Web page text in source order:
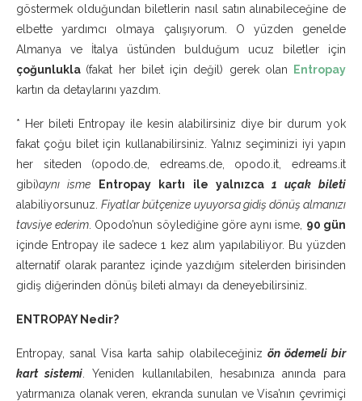
göstermek olduğundan biletlerin nasıl satın alınabileceğine de
elbette yardımcı olmaya çalışıyorum. O yüzden genelde
Almanya ve İtalya üstünden bulduğum ucuz biletler için
çoğunlukla (fakat her bilet için değil) gerek olan
Entropay
kartın da detaylarını yazdım.
* Her bileti Entropay ile kesin alabilirsiniz diye bir durum yok
fakat çoğu bilet için kullanabilirsiniz. Yalnız seçiminizi iyi yapın
her siteden (opodo.de, edreams.de, opodo.it, edreams.it
gibi)aynı isme Entropay kartı ile yalnızca 1 uçak bileti
alabiliyorsunuz.Fiyatlar bütçenize uyuyorsa gidiş dönüş almanızı
tavsiye ederim. Opodo’nun söylediğine göre aynı isme, 90 gün
içinde Entropay ile sadece 1 kez alım yapılabiliyor. Bu yüzden
alternatif olarak parantez içinde yazdığım sitelerden birisinden
gidiş diğerinden dönüş bileti almayı da deneyebilirsiniz.
ENTROPAY Nedir?
Entropay, sanal Visa karta sahip olabileceğiniz ön ödemeli bir
kart sistemi . Yeniden kullanılabilen, hesabınıza anında para
yatırmanıza olanak veren, ekranda sunulan ve Visa’nın çevrimiçi